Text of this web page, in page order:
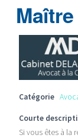
Catégorie
Courte
Si vous êtes à la